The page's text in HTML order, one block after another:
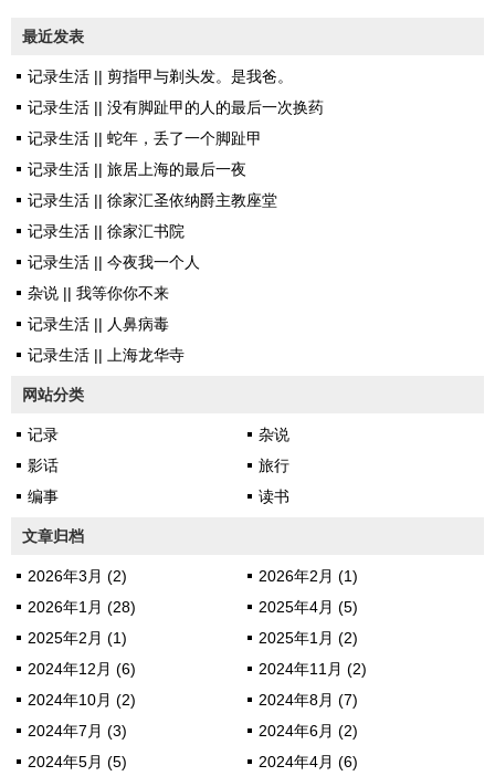
人。 余虹，这个颓废另类的
女性，内心深处那近似于病态的
狂放不羁，一次次折腾和周伟的
洒脱，到...
很不够。 为什么呢？我象是
藏在一个最隐秘的角落里的偷窥
者。我看着女主角用一种颓废的
同的行走方式。吸烟，自慰，放
最近发表
记录生活 || 剪指甲与剃头发。是我爸。
记录生活 || 没有脚趾甲的人的最后一次换药
记录生活 || 蛇年，丢了一个脚趾甲
记录生活 || 旅居上海的最后一夜
记录生活 || 徐家汇圣依纳爵主教座堂
记录生活 || 徐家汇书院
记录生活 || 今夜我一个人
杂说 || 我等你你不来
记录生活 || 人鼻病毒
记录生活 || 上海龙华寺
网站分类
记录
杂说
影话
旅行
编事
读书
文章归档
2026年3月 (2)
2026年2月 (1)
2026年1月 (28)
2025年4月 (5)
2025年2月 (1)
2025年1月 (2)
2024年12月 (6)
2024年11月 (2)
2024年10月 (2)
2024年8月 (7)
2024年7月 (3)
2024年6月 (2)
2024年5月 (5)
2024年4月 (6)